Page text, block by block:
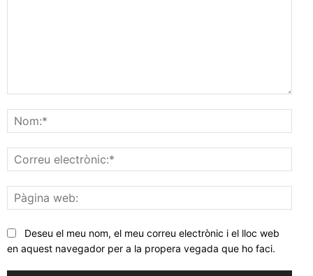
web:
Deseu el meu nom, el meu correu electrònic i el lloc web
en aquest navegador per a la propera vegada que ho faci.